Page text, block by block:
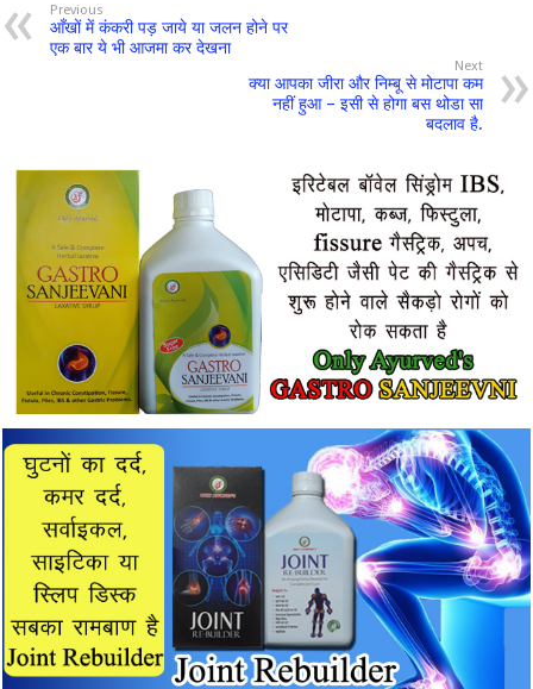
Previous
आँखों में कंकरी पड़ जाये या जलन होने पर
एक बार ये भी आजमा कर देखना
Next
क्या आपका जीरा और निम्बू से मोटापा कम
नहीं हुआ – इसी से होगा बस थोडा सा
बदलाव है.